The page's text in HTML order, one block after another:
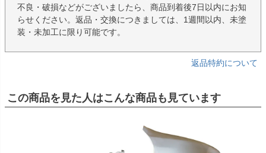
不良・破損などがございましたら、商品到着後7日以内にお知
らせください。返品・交換につきましては、1週間以内、未塗
装・未加工に限り可能です。
返品特約について
この商品を見た人はこんな商品も見ています